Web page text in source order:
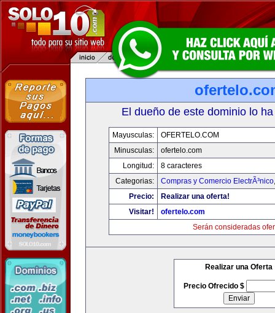
El dueño de este dominio lo
Mayusculas:
OFERTELO.COM
Minusculas:
ofertelo.com
Longitud:
8 caracteres
Categorias:
Compras y Comercio ElectrÃ³nico
Precio:
Realizar una oferta!
Visitar!
ofertelo.com
Serán consideradas
Realizar una Oferta
Precio Ofrecido $